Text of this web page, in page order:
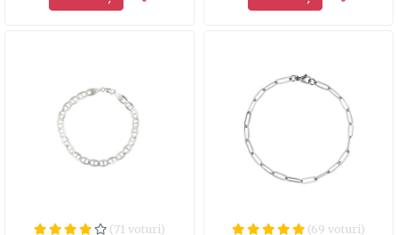
(71 voturi) (69 voturi)